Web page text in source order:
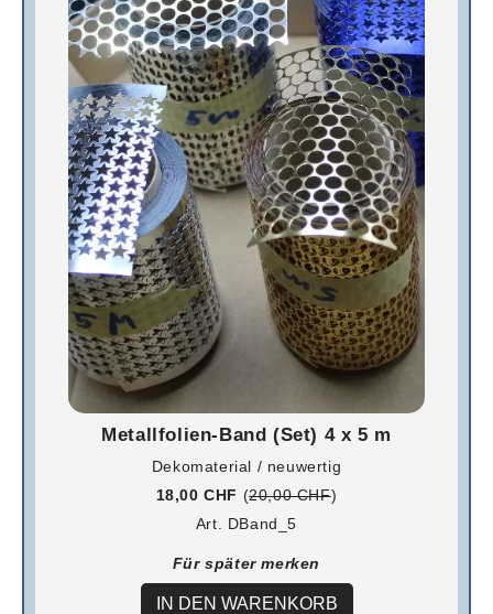
Metallfolien-Band (Set) 4 x 5 m
Dekomaterial / neuwertig
18,00 CHF (20,00 CHF)
Art. DBand_5
Für später merken
IN DEN WARENKORB